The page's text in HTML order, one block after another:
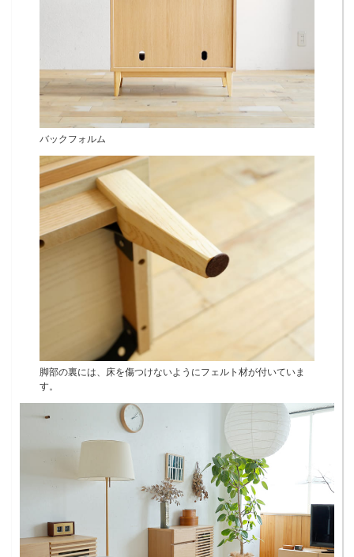
バックフォルム
脚部の裏には、床を傷つけないようにフェルト材が付いていま
す。